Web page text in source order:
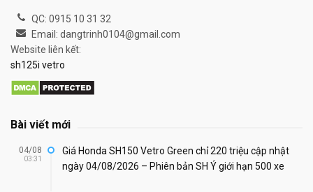
QC: 0915 10 31 32
Email: dangtrinh0104@gmail.com
Website liên kết:
sh125i vetro
Bài viết mới
04/08
03:31
Giá Honda SH150 Vetro Green chỉ 220 triệu cập nhật
ngày 04/08/2026 – Phiên bản SH Ý giới hạn 500 xe